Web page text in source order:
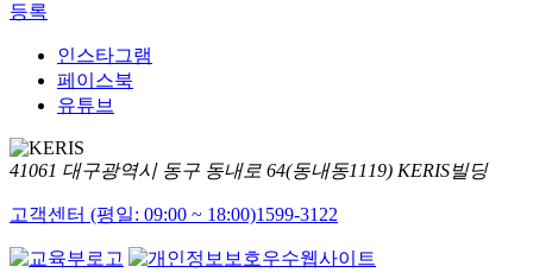
등록
인스타그램
페이스북
유튜브
41061 대구광역시 동구 동내로 64(동내동1119) KERIS빌딩
고객센터 (평일: 09:00 ~ 18:00)1599-3122